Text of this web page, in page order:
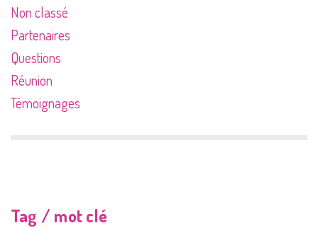
Non classé
Partenaires
Questions
Réunion
Témoignages
Tag / mot clé